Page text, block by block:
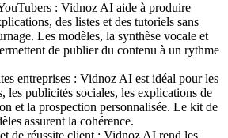
: Vidnoz AI aide à produire
des listes et des tutoriels sans
Les modèles, la synthèse vocale et
de publier du contenu à un rythme
entreprises : Vidnoz AI est idéal pour les
les publicités sociales, les explications de
et la prospection personnalisée. Le kit de
assurent la cohérence.